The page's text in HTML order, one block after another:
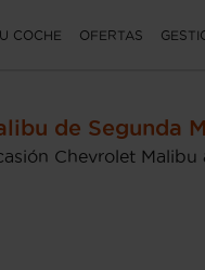
COCHE OFERTAS
de Segunda
Chevrolet Malibu